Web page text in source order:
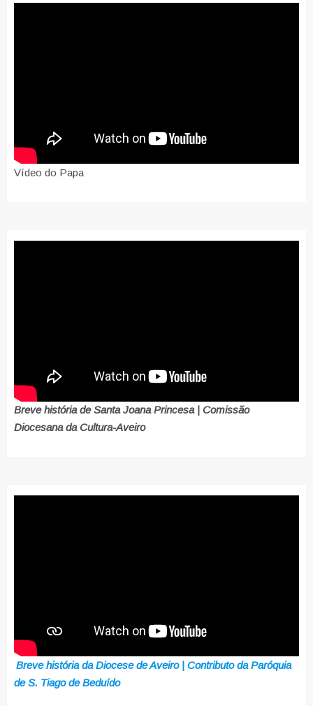
Vídeo do Papa
Breve história de Santa Joana Princesa | Comissão
Diocesana da Cultura-Aveiro
Breve história da Diocese de Aveiro | Contributo da Paróquia
de S. Tiago de Beduído